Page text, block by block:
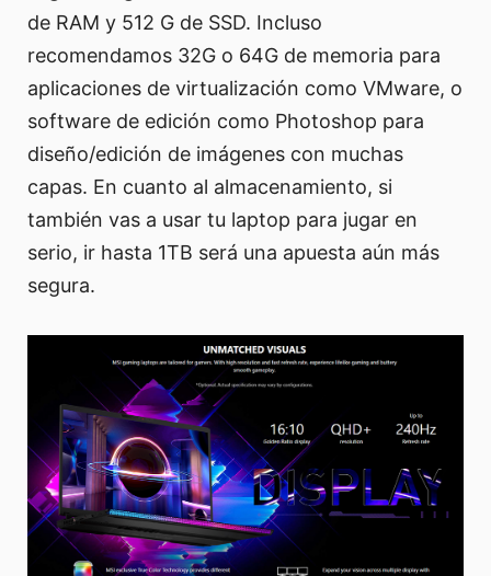
de RAM y 512 G de SSD. Incluso
recomendamos 32G o 64G de memoria para
aplicaciones de virtualización como VMware, o
software de edición como Photoshop para
diseño/edición de imágenes con muchas
capas. En cuanto al almacenamiento, si
también vas a usar tu laptop para jugar en
serio, ir hasta 1TB será una apuesta aún más
segura.